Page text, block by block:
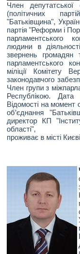
Член
(політичних
"Батьківщина",
партія "Реформи і
парламентського
людини в
звернень громадян
парламентського
міліції Комітету
законодавчого
Член групи з
Республікою.
Відомості на момент
об’єднання
директор КП
області",
проживає в місті